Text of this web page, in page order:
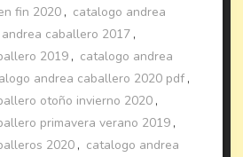
fin 2020 , catalogo andrea
caballero 2017 ,
2019 , catalogo andrea
andrea caballero 2020 pdf ,
otoño invierno 2020 ,
primavera verano 2019 ,
2020 , catalogo andrea